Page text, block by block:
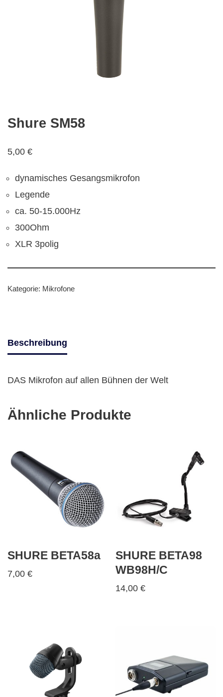
Shure SM58
5,00 €
dynamisches Gesangsmikrofon
Legende
ca. 50-15.000Hz
300Ohm
XLR 3polig
Kategorie: Mikrofone
Beschreibung
DAS Mikrofon auf allen Bühnen der Welt
Ähnliche Produkte
SHURE BETA58a
7,00 €
SHURE BETA98
WB98H/C
14,00€